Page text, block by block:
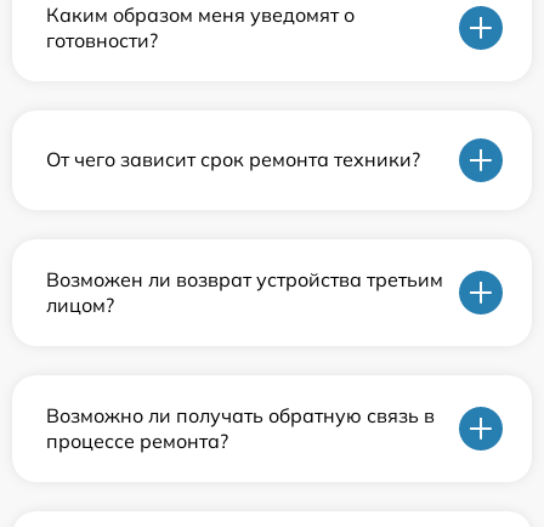
Каким образом меня уведомят о
готовности?
От чего зависит срок ремонта техники?
Возможен ли возврат устройства третьим
лицом?
Возможно ли получать обратную связь в
процессе ремонта?